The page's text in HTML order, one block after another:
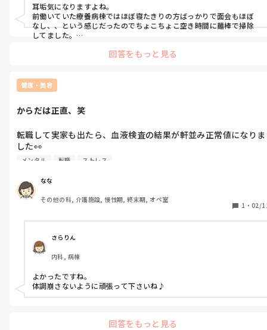
耳垢気になりますよね。
前働いていた療養病棟ではほぼ寝たきりの方ばっかりで面会もほぼ
なし、、という感じだったのでちょこちょこ空き時間に麺棒で掃除
してました。
トで大物を次々取ってました。かなり詰まっている方はピンセット
と言ってました。
回答をもっと見る
健康・美容
からだは正直、笑
転職して実家も出たら、血液検査の結果が軒並み正常値になりま
した👀
ストレスの影響ってすごいですね、、笑
メンタル 転職 ストレス
なな
その他の科, 介護施設, 慢性期, 終末期, オペ室
1 ・ 02/
さらりん
内科, 病棟
よかったですね。
体調崩さないように頑張って下さいね♪
回答をもっと見る